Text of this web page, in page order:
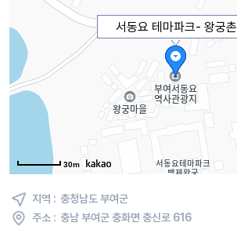
서동요 테마파크- 왕궁촌
30m
지역 : 충청남도 부여군
주소 : 충남 부여군 충화면 충신로 616